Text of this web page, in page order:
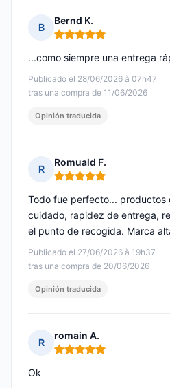
B
Bernd K.
Nota: 5 de 5
Publicado el 28/06/2026 à 07h47
tras una compra de 11/06/2026
...como siempre una entrega
Opinión traducida
R
Romuald F.
Nota: 5 de 5
Publicado el 27/06/2026 à 19h37
tras una compra de 20/06/2026
Todo fue perfecto... productos
cuidado, rapidez de entrega,
el punto de recogida. Marca
Opinión traducida
R
romain A.
Nota: 5 de 5
Ok